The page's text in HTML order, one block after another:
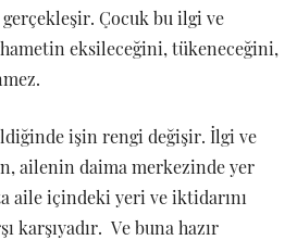
Çocuk bu ilgi ve
eksileceğini, tükeneceğini,
işin rengi değişir. İlgi ve
ailenin daima merkezinde yer
aile içindeki yeri ve iktidarını
karşıyadır. Ve buna hazır